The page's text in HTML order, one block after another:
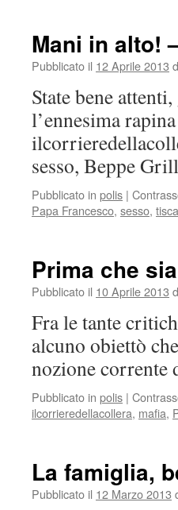
Mani in alto!
Pubblicato il 12 Aprile 2013
State bene
l’ennesima
sesso, Beppe
Pubblicato in polis |
Papa Francesco, sesso,
Prima che
Pubblicato il 10 Aprile 2013
Fra le tante
alcuno obiettò
nozione corrente
Pubblicato in polis |
ilcorrieredellacollera, mafia,
La famiglia,
Pubblicato il 12 Marzo 2013